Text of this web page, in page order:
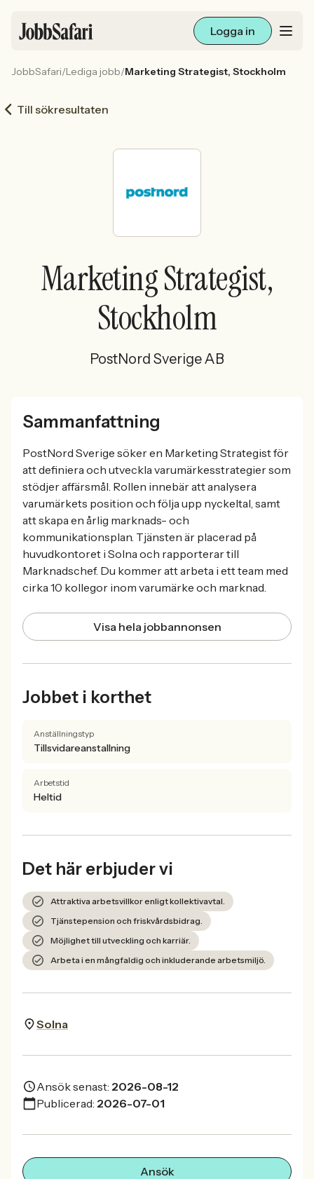
Logga in
Arbetsliv och karriär
För arbetsgivare
Sök med AI
Ny här? Skapa konto
JobbSafari/Lediga jobb/Marketing Strategist, Stockholm
Till sökresultaten
Marketing Strategist,
Stockholm
PostNord Sverige AB
Sammanfattning
PostNord Sverige söker en Marketing Strategist för
att definiera och utveckla varumärkesstrategier som
stödjer affärsmål. Rollen innebär att analysera
varumärkets position och följa upp nyckeltal, samt
att skapa en årlig marknads- och
kommunikationsplan. Tjänsten är placerad på
huvudkontoret i Solna och rapporterar till
Marknadschef. Du kommer att arbeta i ett team med
cirka 10 kollegor inom varumärke och marknad.
Visa hela jobbannonsen
Jobbet i korthet
Anställningstyp
Tillsvidareanstallning
Arbetstid
Heltid
Det här erbjuder vi
Attraktiva arbetsvillkor enligt kollektivavtal.
Tjänstepension och friskvårdsbidrag.
Möjlighet till utveckling och karriär.
Arbeta i en mångfaldig och inkluderande arbetsmiljö.
Solna
Ansök senast: 2026-08-12
Publicerad: 2026-07-01
Ansök